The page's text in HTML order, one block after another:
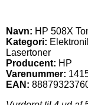
Navn: HP 508X
Kategori:
Lasertoner
Producent: HP
Varenummer:
EAN: